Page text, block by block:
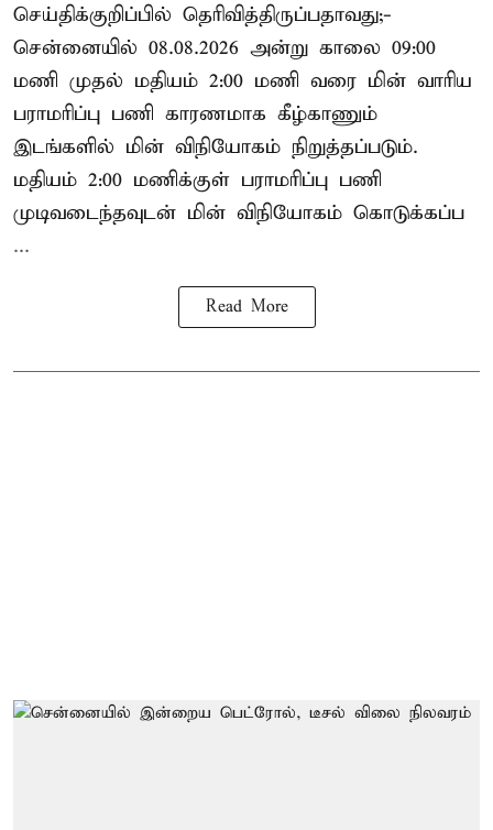
செய்திக்குறிப்பில் தெரிவித்திருப்பதாவது;-
சென்னையில் 08.08.2026 அன்று காலை 09:00
மணி முதல் மதியம் 2:00 மணி வரை மின் வாரிய
பராமரிப்பு பணி காரணமாக கீழ்காணும்
இடங்களில் மின் விநியோகம் நிறுத்தப்படும்.
மதியம் 2:00 மணிக்குள் பராமரிப்பு பணி
முடிவடைந்தவுடன் மின் விநியோகம் கொடுக்கப்ப
...
Read More